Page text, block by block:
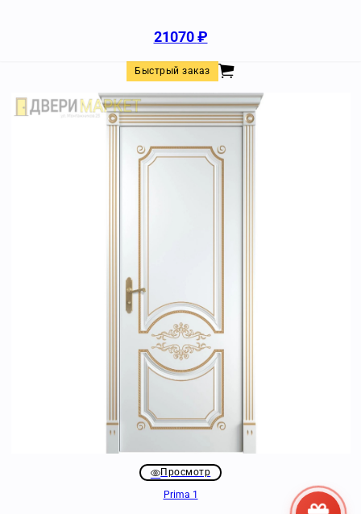
21070₽
Быстрый заказ
Просмотр
Prima 1